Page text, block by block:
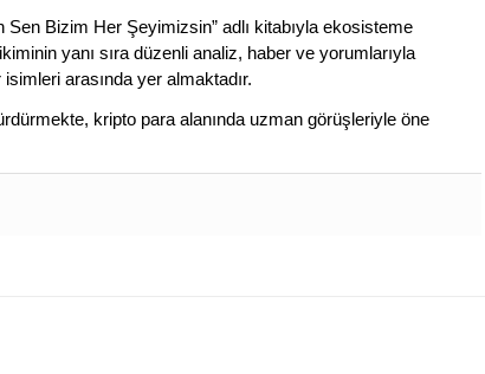
Sen Bizim Her Şeyimizsin” adlı kitabıyla ekosisteme
yanı sıra düzenli analiz, haber ve yorumlarıyla
arasında yer almaktadır.
kripto para alanında uzman görüşleriyle öne